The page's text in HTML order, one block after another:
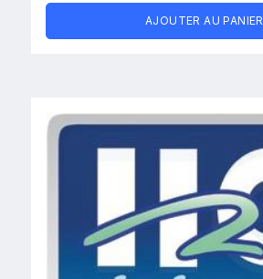
AJOUTER AU PANIER